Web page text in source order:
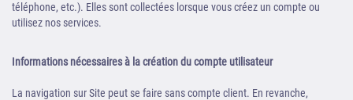
téléphone, etc.). Elles sont collectées lorsque vous créez un compte ou
utilisez nos services.
Informations nécessaires à la création du compte utilisateur
La navigation sur Site peut se faire sans compte client. En revanche,